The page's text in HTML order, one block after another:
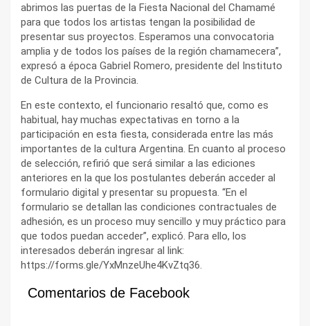
abrimos las puertas de la Fiesta Nacional del Chamamé
para que todos los artistas tengan la posibilidad de
presentar sus proyectos. Esperamos una convocatoria
amplia y de todos los países de la región chamamecera”,
expresó a época Gabriel Romero, presidente del Instituto
de Cultura de la Provincia.
En este contexto, el funcionario resaltó que, como es
habitual, hay muchas expectativas en torno a la
participación en esta fiesta, considerada entre las más
importantes de la cultura Argentina. En cuanto al proceso
de selección, refirió que será similar a las ediciones
anteriores en la que los postulantes deberán acceder al
formulario digital y presentar su propuesta. “En el
formulario se detallan las condiciones contractuales de
adhesión, es un proceso muy sencillo y muy práctico para
que todos puedan acceder”, explicó. Para ello, los
interesados deberán ingresar al link:
https://forms.gle/YxMnzeUhe4KvZtq36.
Comentarios de Facebook